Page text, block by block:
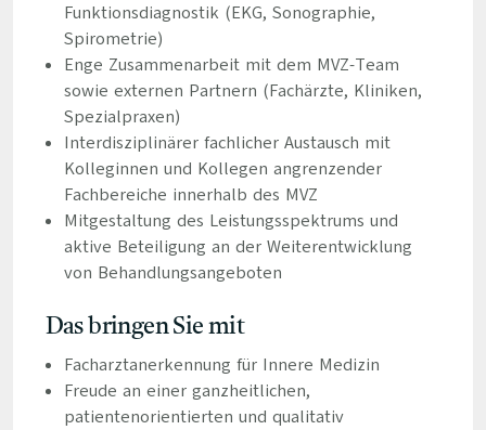
Funktionsdiagnostik (EKG, Sonographie,
Spirometrie)
Enge Zusammenarbeit mit dem MVZ-Team
sowie externen Partnern (Fachärzte, Kliniken,
Spezialpraxen)
Interdisziplinärer fachlicher Austausch mit
Kolleginnen und Kollegen angrenzender
Fachbereiche innerhalb des MVZ
Mitgestaltung des Leistungsspektrums und
aktive Beteiligung an der Weiterentwicklung
von Behandlungsangeboten
Das bringen Sie mit
Facharztanerkennung für Innere Medizin
Freude an einer ganzheitlichen,
patientenorientierten und qualitativ